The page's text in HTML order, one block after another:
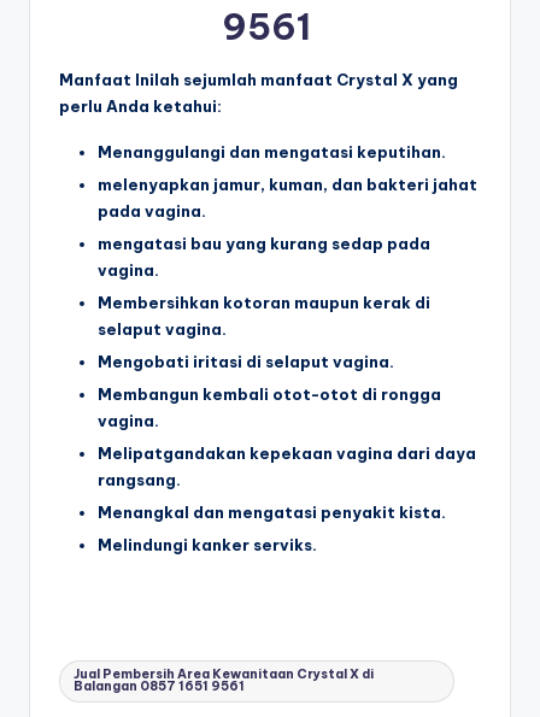
9561
Manfaat Inilah sejumlah manfaat Crystal X yang
perlu Anda ketahui:
Menanggulangi dan mengatasi keputihan.
melenyapkan jamur, kuman, dan bakteri jahat
pada vagina.
mengatasi bau yang kurang sedap pada
vagina.
Membersihkan kotoran maupun kerak di
selaput vagina.
Mengobati iritasi di selaput vagina.
Membangun kembali otot-otot di rongga
vagina.
Melipatgandakan kepekaan vagina dari daya
rangsang.
Menangkal dan mengatasi penyakit kista.
Melindungi kanker serviks.
Tags:
Jual Pembersih Area Kewanitaan Crystal X di
Balangan 0857 1651 9561